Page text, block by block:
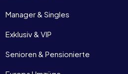
Manager & Singles
Exklusiv & VIP
Senioren & Pensionierte